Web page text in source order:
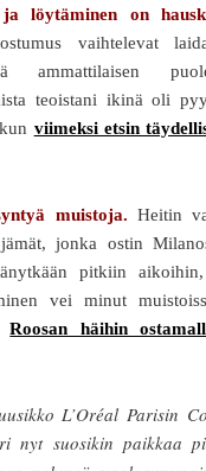
löytäminen on
vaihtelevat
teoistani ikinä oli
viimeksi etsin
muistoja. Heitin
jonka ostin
pitkiin
vei minut
Roosan häihin
L’Oréal Parisin
nyt suosikin paikkaa